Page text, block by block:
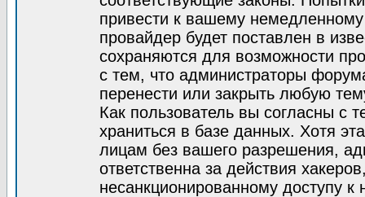
привести к вашему
провайдер будет поставлен в
сохраняются для возможности
с тем, что администраторы
перенести или закрыть любую
Как пользователь вы согласны с
храниться в базе данных. Хотя
лицам без вашего разрешения,
ответственна за действия
несанкционированному доступу к